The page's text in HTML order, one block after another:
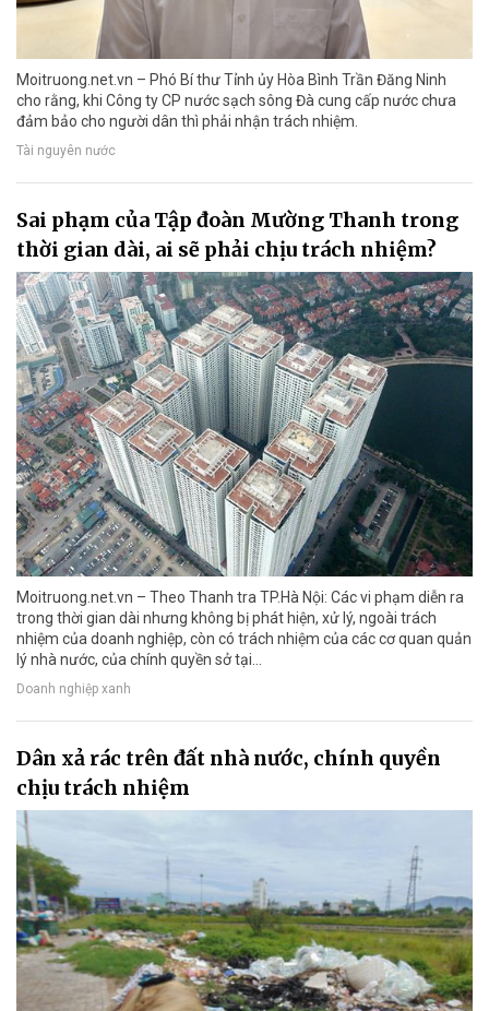
Moitruong.net.vn – Phó Bí thư Tỉnh ủy Hòa Bình Trần Đăng Ninh
cho rằng, khi Công ty CP nước sạch sông Đà cung cấp nước chưa
đảm bảo cho người dân thì phải nhận trách nhiệm.
Tài nguyên nước
Sai phạm của Tập đoàn Mường Thanh trong
thời gian dài, ai sẽ phải chịu trách nhiệm?
Moitruong.net.vn – Theo Thanh tra TP.Hà Nội: Các vi phạm diễn ra
trong thời gian dài nhưng không bị phát hiện, xử lý, ngoài trách
nhiệm của doanh nghiệp, còn có trách nhiệm của các cơ quan quản
lý nhà nước, của chính quyền sở tại…
Doanh nghiệp xanh
Dân xả rác trên đất nhà nước, chính quyền
chịu trách nhiệm